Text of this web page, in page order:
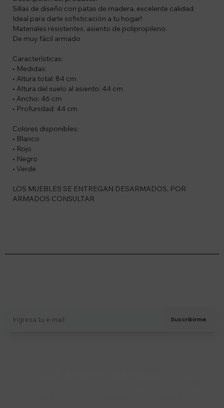
Sillas de diseño con patas de madera, excelente calidad
Ideal para darle sofisticación a tu hogar!
Materiales resistentes, asiento de polipropileno.
De muy fácil armado
Características:
• Medidas:
• Altura total: 84 cm
• Altura del suelo al asiento: 44 cm
• Ancho: 46 cm
• Profunidad: 44 cm
Colores disponibles:
• Blanco
• Rojo
• Negro
• Verde
LOS MUEBLES SE ENTREGAN DESARMADOS, POR
ARMADOS CONSULTAR
Suscribirme